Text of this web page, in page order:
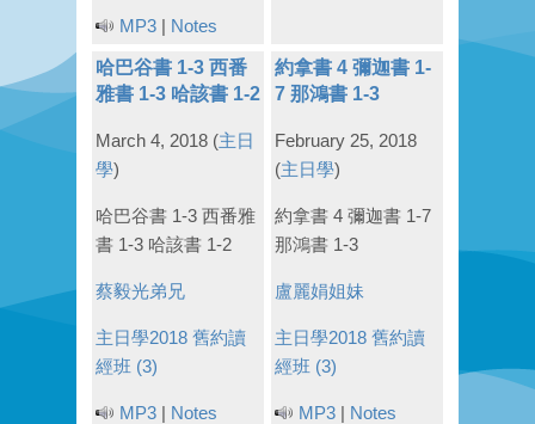
MP3 | Notes
哈巴谷書 1-3 西番
雅書 1-3 哈該書 1-2
March 4, 2018 (主日
學)
哈巴谷書 1-3 西番雅
書 1-3 哈該書 1-2
蔡毅光弟兄
主日學2018 舊約讀
經班 (3)
MP3 | Notes
約拿書 4 彌迦書 1-
7 那鴻書 1-3
February 25, 2018
(主日學)
約拿書 4 彌迦書 1-7
那鴻書 1-3
盧麗娟姐妹
主日學2018 舊約讀
經班 (3)
MP3 | Notes